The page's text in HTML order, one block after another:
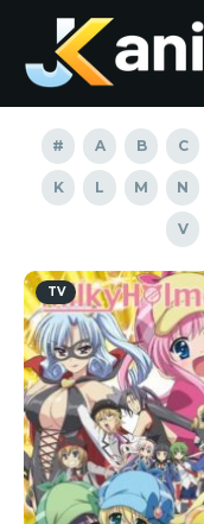
# A B C
K L M N
V
TV